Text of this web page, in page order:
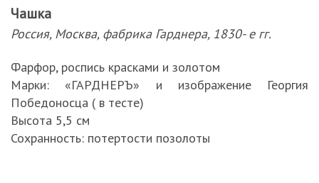
Чашка
Россия, Москва, фабрика Гарднера, 1830- е гг.
Фарфор, роспись красками и золотом
Марки: «ГАРДНЕРЪ» и изображение Георгия
Победоносца ( в тесте)
Высота 5,5 см
Сохранность: потертости позолоты